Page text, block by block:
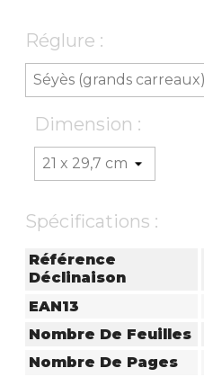
Réglure :
Dimension :
Spécifications :
Référence
Déclinaison
EAN13
Nombre De Feuilles
Nombre De Pages